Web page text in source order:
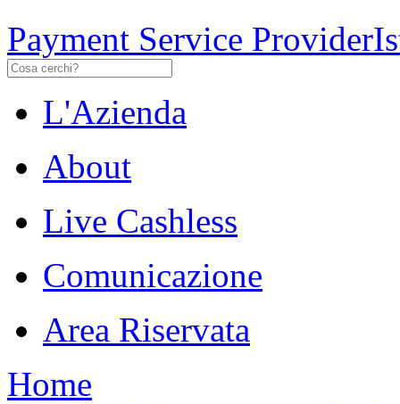
Payment Service Provider
L'Azienda
About
Live Cashless
Comunicazione
Area Riservata
Home